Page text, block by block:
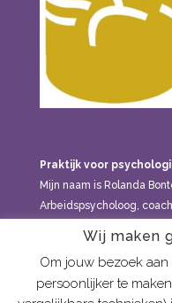
Praktijk voor
Mijn naam is Rolanda
Arbeidspsycholoog,
brengen zijn, maar dat
welke gezin je geboren
dingen die je meemaakt,
Wij maken
Om jouw bezoek
persoonlijker te